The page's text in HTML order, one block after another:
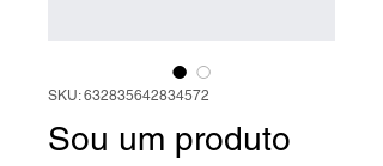
SKU: 632835642834572
Sou um produto